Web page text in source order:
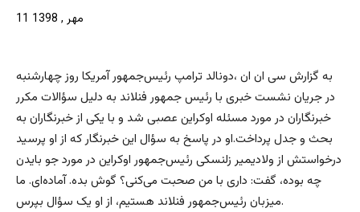
11 مهر , 1398
به گزارش سی ان ان ،دونالد ترامپ رئیس‌جمهور آمریکا روز چهارشنبه
در جریان نشست خبری با رئیس جمهور فنلاند به دلیل سؤالات مکرر
خبرنگاران در مورد مسئله اوکراین عصبی شد و با یکی از خبرنگاران به
بحث و جدل پرداخت.او در پاسخ به سؤال این خبرنگار که از او پرسید
درخواستش از ولادیمیر زلنسکی رئیس‌جمهور اوکراین در مورد جو بایدن
چه بوده، گفت: داری با من صحبت می‌کنی؟ گوش بده. آماده‌ای. ما
میزبان رئیس‌جمهور فنلاند هستیم، از او یک سؤال بپرس.